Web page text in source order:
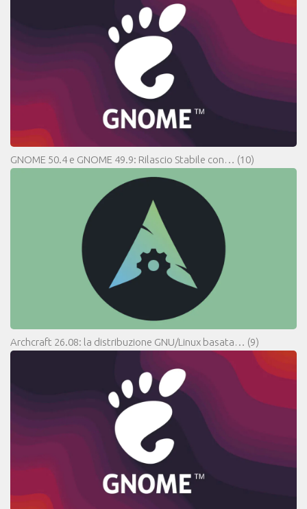
GNOME 50.4 e GNOME 49.9: Rilascio Stabile con… (10)
Archcraft 26.08: la distribuzione GNU/Linux basata… (9)